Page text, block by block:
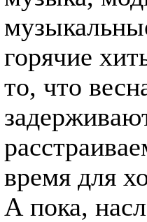
горячие
то, что
время для
А пока,